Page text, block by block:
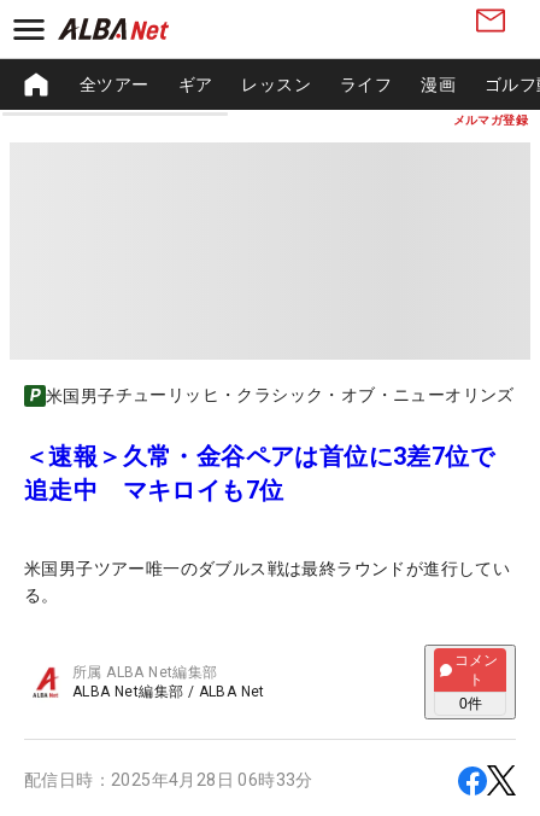
メルマガ登録
全ツアー ギア レッスン ライフ 漫画 ゴル
米国男子チューリッヒ・クラシック・オブ・ニューオリンズ
＜速報＞久常・金谷ペアは首位に3差7位で
追走中 マキロイも7位
米国男子ツアー唯一のダブルス戦は最終ラウンドが進行してい
る。
所属ALBA Net編集部
ALBA Net編集部 / ALBA Net
コメン
ト
0件
配信日時： 2025年4月28日 06時33分